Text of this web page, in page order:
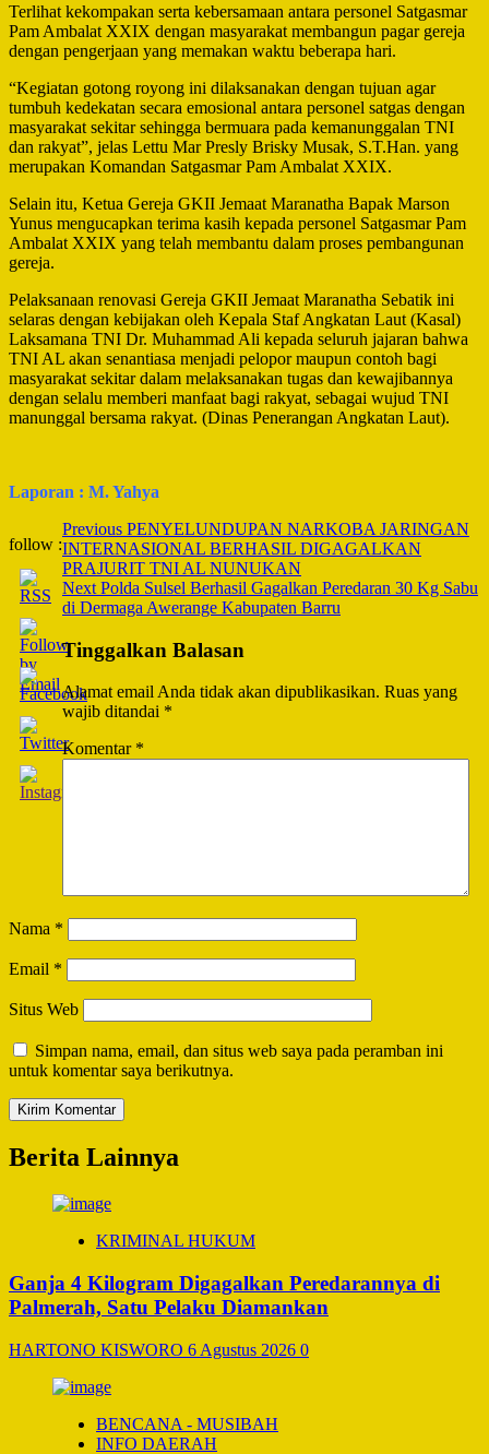
Terlihat kekompakan serta kebersamaan antara personel Satgasmar
Pam Ambalat XXIX dengan masyarakat membangun pagar gereja
dengan pengerjaan yang memakan waktu beberapa hari.
“Kegiatan gotong royong ini dilaksanakan dengan tujuan agar
tumbuh kedekatan secara emosional antara personel satgas dengan
masyarakat sekitar sehingga bermuara pada kemanunggalan TNI
dan rakyat”, jelas Lettu Mar Presly Brisky Musak, S.T.Han. yang
merupakan Komandan Satgasmar Pam Ambalat XXIX.
Selain itu, Ketua Gereja GKII Jemaat Maranatha Bapak Marson
Yunus mengucapkan terima kasih kepada personel Satgasmar Pam
Ambalat XXIX yang telah membantu dalam proses pembangunan
gereja.
Pelaksanaan renovasi Gereja GKII Jemaat Maranatha Sebatik ini
selaras dengan kebijakan oleh Kepala Staf Angkatan Laut (Kasal)
Laksamana TNI Dr. Muhammad Ali kepada seluruh jajaran bahwa
TNI AL akan senantiasa menjadi pelopor maupun contoh bagi
masyarakat sekitar dalam melaksanakan tugas dan kewajibannya
dengan selalu memberi manfaat bagi rakyat, sebagai wujud TNI
manunggal bersama rakyat. (Dinas Penerangan Angkatan Laut).
Laporan : M. Yahya
follow :
Post
Navigation
Previous PENYELUNDUPAN NARKOBA JARINGAN
INTERNASIONAL BERHASIL DIGAGALKAN
PRAJURIT TNI AL NUNUKAN
Next Polda Sulsel Berhasil Gagalkan Peredaran 30 Kg Sabu
di Dermaga Awerange Kabupaten Barru
Tinggalkan Balasan
Alamat email Anda tidak akan dipublikasikan. Ruas yang
wajib ditandai *
Komentar *
Nama *
Email *
Situs Web
Simpan nama, email, dan situs web saya pada peramban ini
untuk komentar saya berikutnya.
Berita Lainnya
KRIMINAL HUKUM
Ganja 4 Kilogram Digagalkan Peredarannya di
Palmerah, Satu Pelaku Diamankan
HARTONO KISWORO 6 Agustus 2026 0
BENCANA - MUSIBAH
INFO DAERAH